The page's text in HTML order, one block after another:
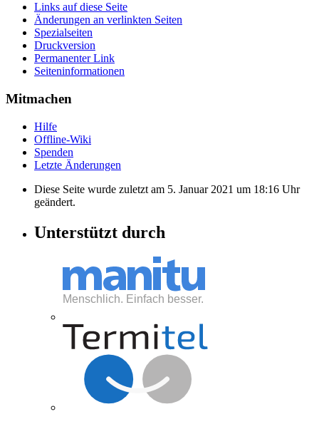
Links auf diese Seite
Änderungen an verlinkten Seiten
Spezialseiten
Druckversion
Permanenter Link
Seiten­informationen
Mitmachen
Hilfe
Offline-Wiki
Spenden
Letzte Änderungen
Diese Seite wurde zuletzt am 5. Januar 2021 um 18:16 Uhr
geändert.
Unterstützt durch